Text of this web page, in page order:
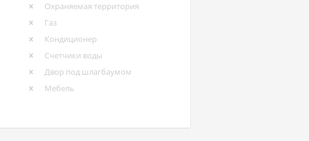
Охраняемая территория
Газ
Кондиционер
Счетчики воды
Двор под шлагбаумом
Мебель